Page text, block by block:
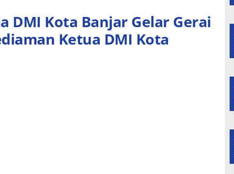
DMI Kota Banjar Gelar Gerai
Ketua DMI Kota